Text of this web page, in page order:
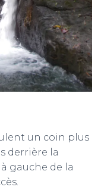
un coin plus
derrière la
gauche de la